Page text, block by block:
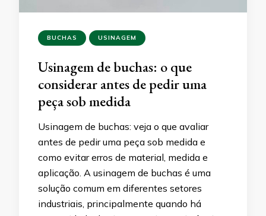
BUCHAS USINAGEM
Usinagem de buchas: o que
considerar antes de pedir uma
peça sob medida
Usinagem de buchas: veja o que avaliar
antes de pedir uma peça sob medida e
como evitar erros de material, medida e
aplicação. A usinagem de buchas é uma
solução comum em diferentes setores
industriais, principalmente quando há